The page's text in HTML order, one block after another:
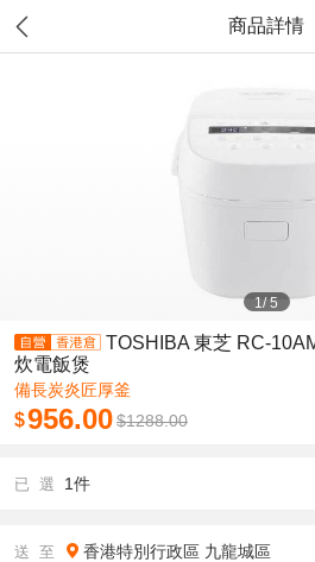
商品詳情
1/5
TOSHIBA 東芝 RC-
炊電飯煲
備長炭炎匠厚釜
$956.00$1288.00
已 選 1件
送 至 香港特別行政區 九龍城區